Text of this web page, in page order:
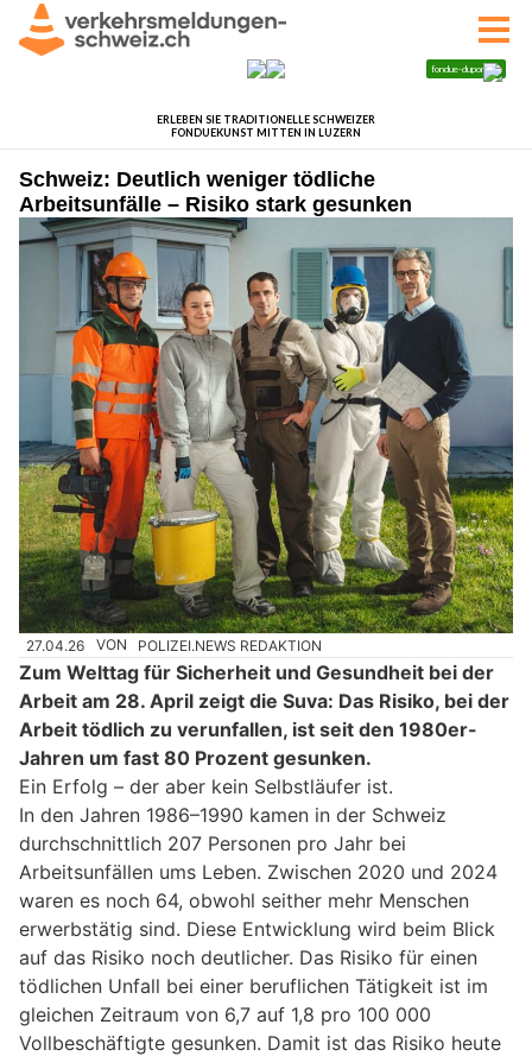
Schweiz: Deutlich weniger tödliche
Arbeitsunfälle – Risiko stark gesunken
27.04.26 VON POLIZEI.NEWS REDAKTION
Zum Welttag für Sicherheit und Gesundheit bei der
Arbeit am 28. April zeigt die Suva: Das Risiko, bei der
Arbeit tödlich zu verunfallen, ist seit den 1980er-
Jahren um fast 80 Prozent gesunken.
Ein Erfolg – der aber kein Selbstläufer ist.
In den Jahren 1986–1990 kamen in der Schweiz
durchschnittlich 207 Personen pro Jahr bei
Arbeitsunfällen ums Leben. Zwischen 2020 und 2024
waren es noch 64, obwohl seither mehr Menschen
erwerbstätig sind. Diese Entwicklung wird beim Blick
auf das Risiko noch deutlicher. Das Risiko für einen
tödlichen Unfall bei einer beruflichen Tätigkeit ist im
gleichen Zeitraum von 6,7 auf 1,8 pro 100 000
Vollbeschäftigte gesunken. Damit ist das Risiko heute